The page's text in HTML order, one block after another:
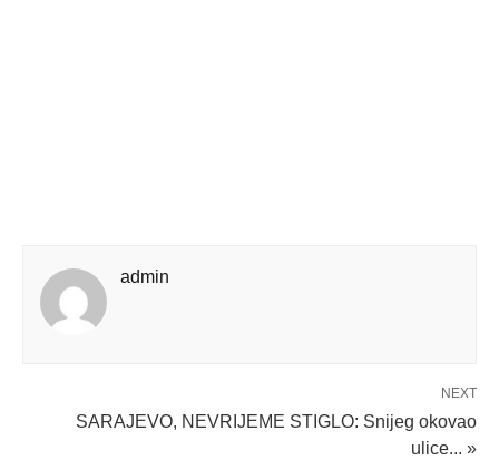
admin
NEXT
SARAJEVO, NEVRIJEME STIGLO: Snijeg okovao
ulice... »